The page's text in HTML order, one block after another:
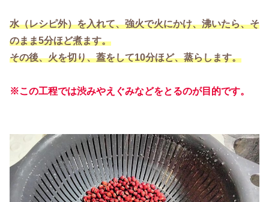
水（レシピ外）を入れて、強火で火にかけ、沸いたら、そ
のまま5分ほど煮ます。
その後、火を切り、蓋をして10分ほど、蒸らします。
※この工程では渋みやえぐみなどをとるのが目的です。